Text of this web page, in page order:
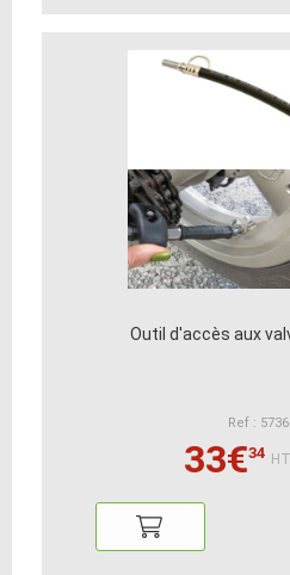
Outil d'accès aux
Ref : 5736
33€34